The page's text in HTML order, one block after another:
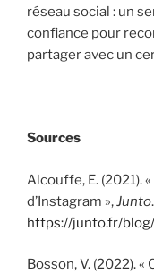
réseau social : un
confiance pour
partager avec un
Sources
Alcouffe, E. (2021).
d’Instagram »,Junto
https://junto.fr/
Bosson, V. (2022).